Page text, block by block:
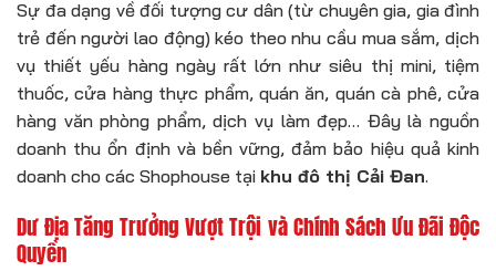
Sự đa dạng về đối tượng cư dân (từ chuyên gia, gia đình
trẻ đến người lao động) kéo theo nhu cầu mua sắm, dịch
vụ thiết yếu hàng ngày rất lớn như siêu thị mini, tiệm
thuốc, cửa hàng thực phẩm, quán ăn, quán cà phê, cửa
hàng văn phòng phẩm, dịch vụ làm đẹp… Đây là nguồn
doanh thu ổn định và bền vững, đảm bảo hiệu quả kinh
doanh cho các Shophouse tại khu đô thị Cải Đan.
Dư Địa Tăng Trưởng Vượt Trội và Chính Sách Ưu Đãi Độc
Quyền